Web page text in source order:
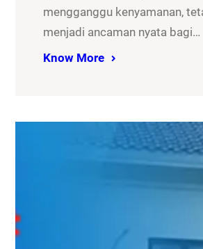
mengganggu kenyamanan,
menjadi ancaman nyata bagi…
Know More